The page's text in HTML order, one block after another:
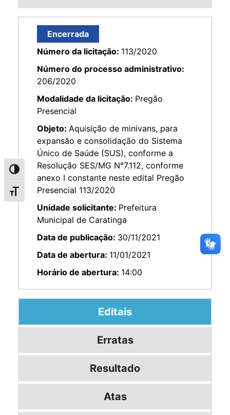
Alternar alto contraste
Alternar tamanho da fonte
Encerrada
Número da licitação: 113/2020
Número do processo administrativo:
206/2020
Modalidade da licitação: Pregão
Presencial
Objeto: Aquisição de minivans, para
expansão e consolidação do Sistema
Único de Saúde (SUS), conforme a
Resolução SES/MG N°7.112, conforme
anexo I constante neste edital Pregão
Presencial 113/2020
Unidade solicitante: Prefeitura
Municipal de Caratinga
Data de publicação: 30/11/2021
Data de abertura: 11/01/2021
Horário de abertura: 14:00
Editais
Erratas
Resultado
Atas